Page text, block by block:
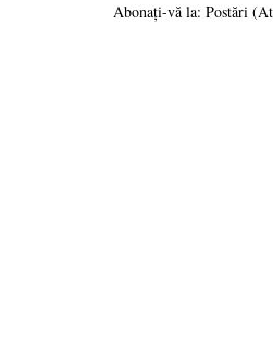
Abonați-vă la: Postări